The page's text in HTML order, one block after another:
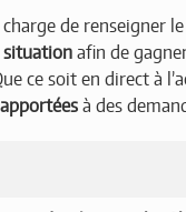
charge de
afin de
ce soit en direct à
à des